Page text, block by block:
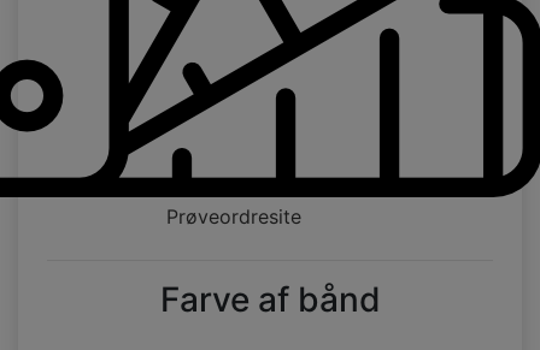
Prøveordresite
Farve af bånd